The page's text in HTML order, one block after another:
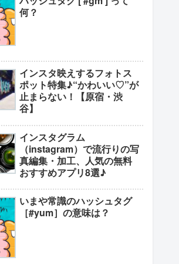
何？
インスタ映えするフォトス
ポット特集♪“かわいい♡”が
止まらない！【原宿・渋
谷】
インスタグラム
（instagram）で流行りの写
真編集・加工、人気の無料
おすすめアプリ8選♪
いまや常識のハッシュタグ
［#yum］の意味は？